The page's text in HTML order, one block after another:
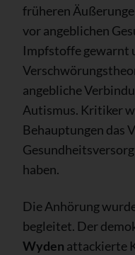
früheren
vor angeblichen
Impfstoffe gewarnt
angebliche
Autismus. Kritiker
Behauptungen das
haben.
Die Anhörung
begleitet. Der
Wyden attackierte